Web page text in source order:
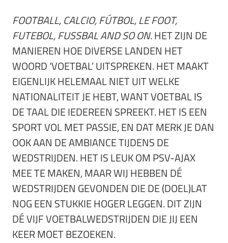
FOOTBALL, CALCIO, FÚTBOL, LE FOOT,
FUTEBOL, FUSSBAL AND SO ON.HET ZIJN DE
MANIEREN HOE DIVERSE LANDEN HET
WOORD ‘VOETBAL’ UITSPREKEN. HET MAAKT
EIGENLIJK HELEMAAL NIET UIT WELKE
NATIONALITEIT JE HEBT, WANT VOETBAL IS
DE TAAL DIE IEDEREEN SPREEKT. HET IS EEN
SPORT VOL MET PASSIE, EN DAT MERK JE DAN
OOK AAN DE AMBIANCE TIJDENS DE
WEDSTRIJDEN. HET IS LEUK OM PSV-AJAX
MEE TE MAKEN, MAAR WIJ HEBBEN DÉ
WEDSTRIJDEN GEVONDEN DIE DE (DOEL)LAT
NOG EEN STUKKIE HOGER LEGGEN. DIT ZIJN
DÉ VIJF VOETBALWEDSTRIJDEN DIE JIJ EEN
KEER MOET BEZOEKEN.